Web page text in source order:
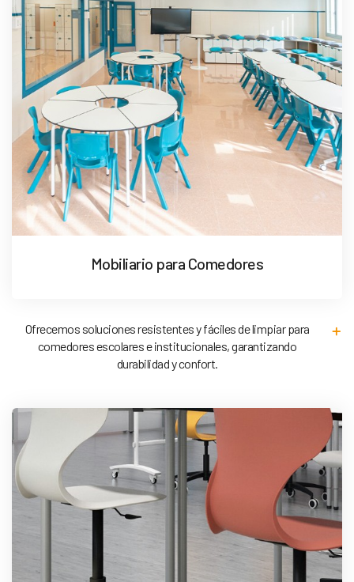
Mobiliario para Comedores
Ofrecemos soluciones resistentes y fáciles de limpiar para
comedores escolares e institucionales, garantizando
durabilidad y confort.